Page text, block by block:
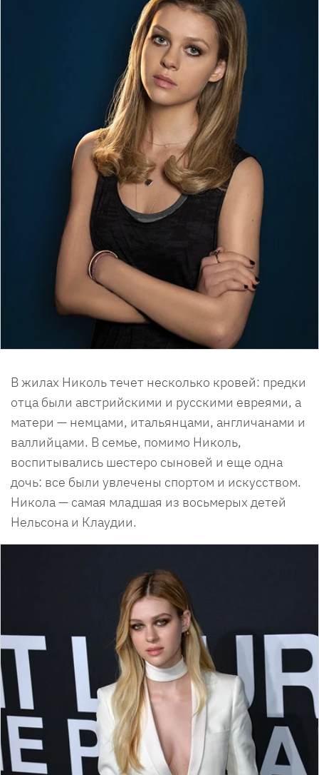
В жилах Николь течет несколько кровей: предки
отца были австрийскими и русскими евреями, а
матери — немцами, итальянцами, англичанами и
валлийцами. В семье, помимо Николь,
воспитывались шестеро сыновей и еще одна
дочь: все были увлечены спортом и искусством.
Никола — самая младшая из восьмерых детей
Нельсона и Клаудии.